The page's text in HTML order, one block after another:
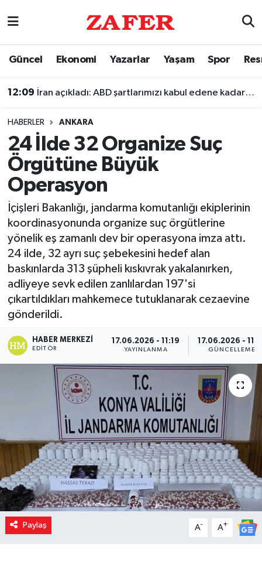
Güncel Ekonomi Yazarlar Yaşam Spor
12:09 İran açıkladı: ABD şartlarımızı kabul edene kadar Hürmüz Boğazı'nı kontrol altında tutacağız
HABERLER ANKARA
24 İlde 32 Organize Suç
Örgütüne Büyük
Operasyon
İçişleri Bakanlığı, jandarma komutanlığı ekiplerinin
koordinasyonunda organize suç örgütlerine
yönelik eş zamanlı dev bir operasyona imza attı.
24 ilde, 32 ayrı suç şebekesini hedef alan
baskınlarda 313 şüpheli kıskıvrak yakalanırken,
adliyeye sevk edilen zanlılardan 197'si
çıkartıldıkları mahkemece tutuklanarak cezaevine
gönderildi.
HABER MERKEZI
EDITÖR
17.06.2026 - 11:19
YAYINLANMA
17.06.2026 -
GÜNCELLEME
Paylaş A- A+
Nöbetçi Eczaneler
Trafik Durumu
Süper Lig Puan Durumu ve Fikstür
Tüm Manşetler
Son Dakika Haberleri
Haber Arşivi